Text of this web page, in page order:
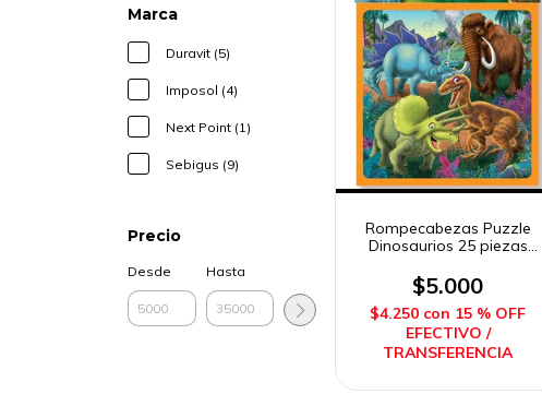
Marca
Duravit (5)
Imposol (4)
Next Point (1)
Sebigus (9)
Precio
Desde Hasta
Rompecabezas Puzzle
Dinosaurios 25 piezas
$5.000
$4.250 con 15 % OFF
EFECTIVO /
TRANSFERENCIA